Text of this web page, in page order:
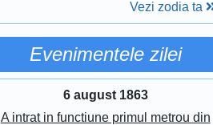
Vezi zodia ta
Evenimentele zilei
6 august 1863
A intrat in functiune primul metrou din